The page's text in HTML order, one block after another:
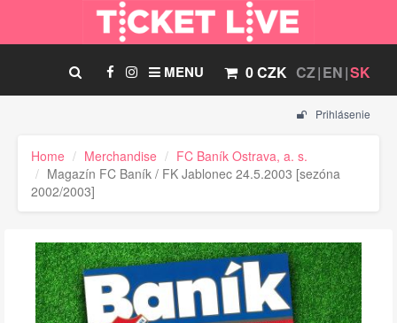
CZ EN SK
0 CZK
MENU
Prihlásenie
Home Merchandise
FC Baník Ostrava, a. s.
Magazín FC Baník / FK Jablonec 24.5.2003 [sezóna
2002/2003]